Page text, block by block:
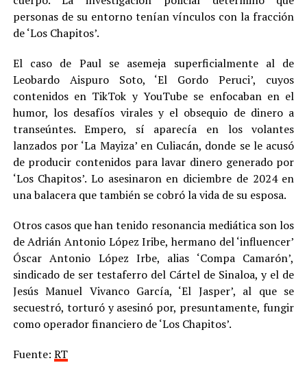
personas de su entorno tenían vínculos con la fracción
de ‘Los Chapitos’.
El caso de Paul se asemeja superficialmente al de
Leobardo Aispuro Soto, ‘El Gordo Peruci’, cuyos
contenidos en TikTok y YouTube se enfocaban en el
humor, los desafíos virales y el obsequio de dinero a
transeúntes. Empero, sí aparecía en los volantes
lanzados por ‘La Mayiza’ en Culiacán, donde se le acusó
de producir contenidos para lavar dinero generado por
‘Los Chapitos’. Lo asesinaron en diciembre de 2024 en
una balacera que también se cobró la vida de su esposa.
Otros casos que han tenido resonancia mediática son los
de Adrián Antonio López Iribe, hermano del ‘influencer’
Óscar Antonio López Irbe, alias ‘Compa Camarón’,
sindicado de ser testaferro del Cártel de Sinaloa, y el de
Jesús Manuel Vivanco García, ‘El Jasper’, al que se
secuestró, torturó y asesinó por, presuntamente, fungir
como operador financiero de ‘Los Chapitos’.
Fuente: RT